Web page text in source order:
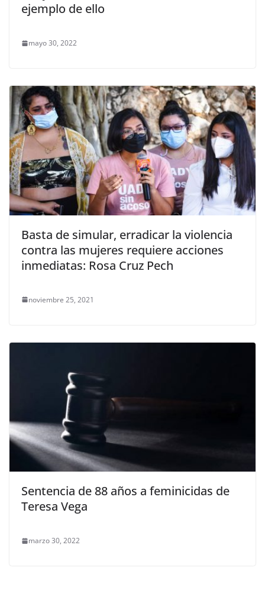
ejemplo de ello
mayo 30, 2022
Basta de simular, erradicar la violencia
contra las mujeres requiere acciones
inmediatas: Rosa Cruz Pech
noviembre 25, 2021
Sentencia de 88 años a feminicidas de
Teresa Vega
marzo 30, 2022